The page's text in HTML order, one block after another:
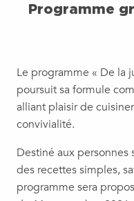
Atelier culinaire
Programme
Le programme « De la
poursuit sa formule
alliant plaisir de
convivialité.
Destiné aux personnes
des recettes simples,
programme sera